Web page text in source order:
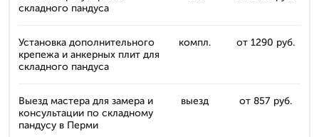
складного пандуса
Установка дополнительного
крепежа и анкерных плит для
складного пандуса
компл. от 1290 руб.
Выезд мастера для замера и
консультации по складному
пандусу в Перми
выезд от 857 руб.